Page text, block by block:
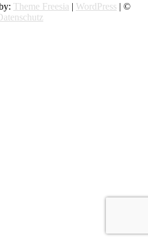
Theme Freesia | WordPress | ©